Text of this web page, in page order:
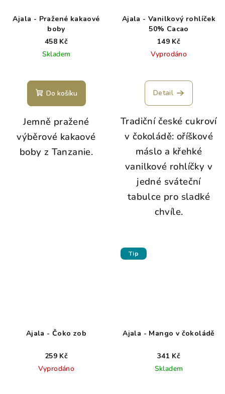
Ajala - Pražené kakaové
boby
458 Kč
Skladem
Do košíku
Jemně pražené
výběrové kakaové
boby z Tanzanie.
Ajala - Vanilkový rohlíček
50% Cacao
149 Kč
Vyprodáno
Detail
Tradiční české cukroví
v čokoládě: oříškové
máslo a křehké
vanilkové rohlíčky v
jedné sváteční
tabulce pro sladké
chvíle.
Ajala - Čoko zob
259 Kč
Vyprodáno
Tip
Ajala - Mango v čokoládě
341 Kč
Skladem